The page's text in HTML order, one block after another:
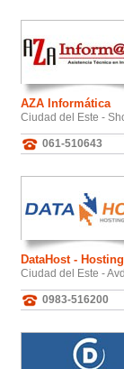
AZA Informática
Ciudad del Este -
061-510643
DataHost -
Ciudad del Este -
0983-516200